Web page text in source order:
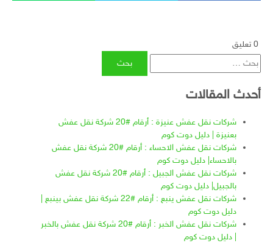
البحث
عن:
أحدث المقالات
شركات نقل عفش عنيزة : أرقام #20 شركة نقل عفش
بعنيزة | دليل دوت كوم
شركات نقل عفش الاحساء : أرقام #20 شركة نقل عفش
بالاحساء| دليل دوت كوم
شركات نقل عفش الجبيل : أرقام #20 شركة نقل عفش
بالجبيل| دليل دوت كوم
شركات نقل عفش ينبع : أرقام #22 شركة نقل عفش بينبع |
دليل دوت كوم
شركات نقل عفش الخبر : أرقام #20 شركة نقل عفش بالخبر
| دليل دوت كوم